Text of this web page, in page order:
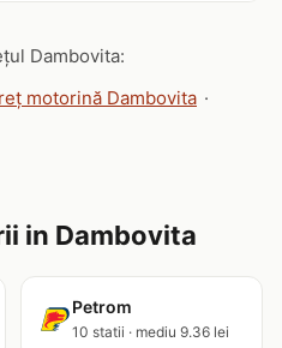
Dambovita:
motorină Dambovita ·
in Dambovita
Petrom
10 statii · mediu 9.36 lei